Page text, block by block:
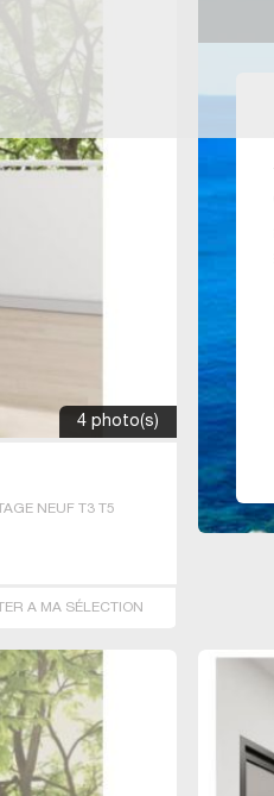
4 photo(s)
NEUF T3 T5
A MA SÉLECTION